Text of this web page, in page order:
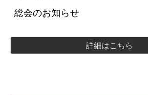
総会のお知らせ
詳細はこちら